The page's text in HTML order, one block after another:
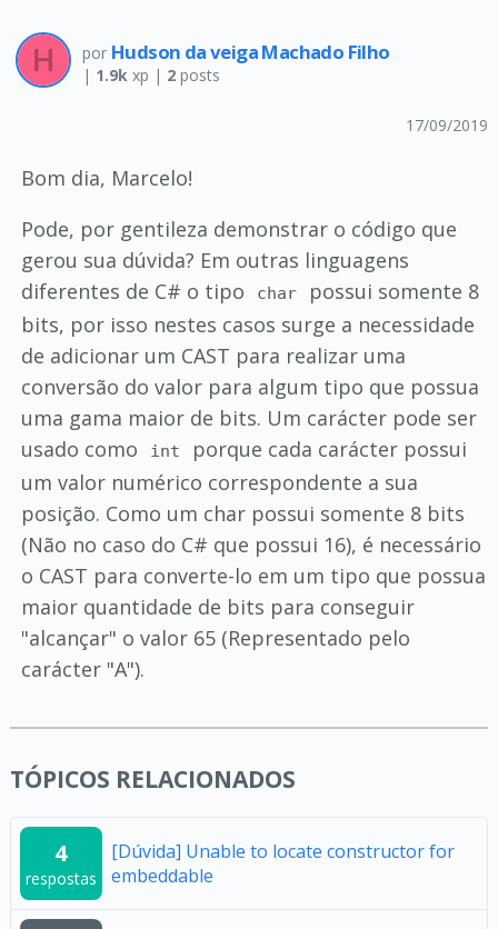
por Hudson da veiga Machado Filho
| 1.9kxp | 2posts
17/09/2019
Bom dia, Marcelo!
Pode, por gentileza demonstrar o código que
gerou sua dúvida? Em outras linguagens
diferentes de C# o tipo
char
possui somente 8
bits, por isso nestes casos surge a necessidade
de adicionar um CAST para realizar uma
conversão do valor para algum tipo que possua
uma gama maior de bits. Um carácter pode ser
usado como
int
porque cada carácter possui
um valor numérico correspondente a sua
posição. Como um char possui somente 8 bits
(Não no caso do C# que possui 16), é necessário
o CAST para converte-lo em um tipo que possua
maior quantidade de bits para conseguir
"alcançar" o valor 65 (Representado pelo
carácter "A").
TÓPICOS RELACIONADOS
4
respostas
[Dúvida] Unable to locate constructor for
embeddable